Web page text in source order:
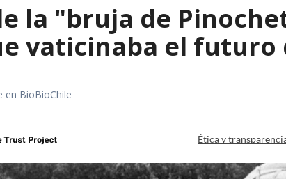
la "bruja de
vaticinaba el
en BioBioChile
Ética y